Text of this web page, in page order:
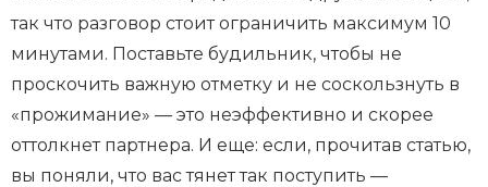
так что разговор стоит ограничить максимум 10
минутами. Поставьте будильник, чтобы не
проскочить важную отметку и не соскользнуть в
«прожимание» — это неэффективно и скорее
оттолкнет партнера. И еще: если, прочитав статью,
вы поняли, что вас тянет так поступить —